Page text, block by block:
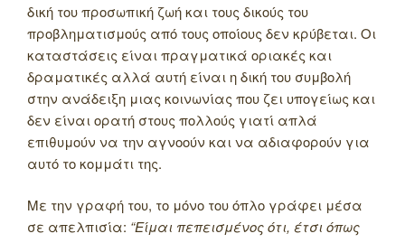
δική του προσωπική ζωή και τους δικούς του
προβληματισμούς από τους οποίους δεν κρύβεται. Οι
καταστάσεις είναι πραγματικά οριακές και
δραματικές αλλά αυτή είναι η δική του συμβολή
στην ανάδειξη μιας κοινωνίας που ζει υπογείως και
δεν είναι ορατή στους πολλούς γιατί απλά
επιθυμούν να την αγνοούν και να αδιαφορούν για
αυτό το κομμάτι της.
Με την γραφή του, το μόνο του όπλο γράφει μέσα
σε απελπισία: “Είμαι πεπεισμένος ότι, έτσι όπως